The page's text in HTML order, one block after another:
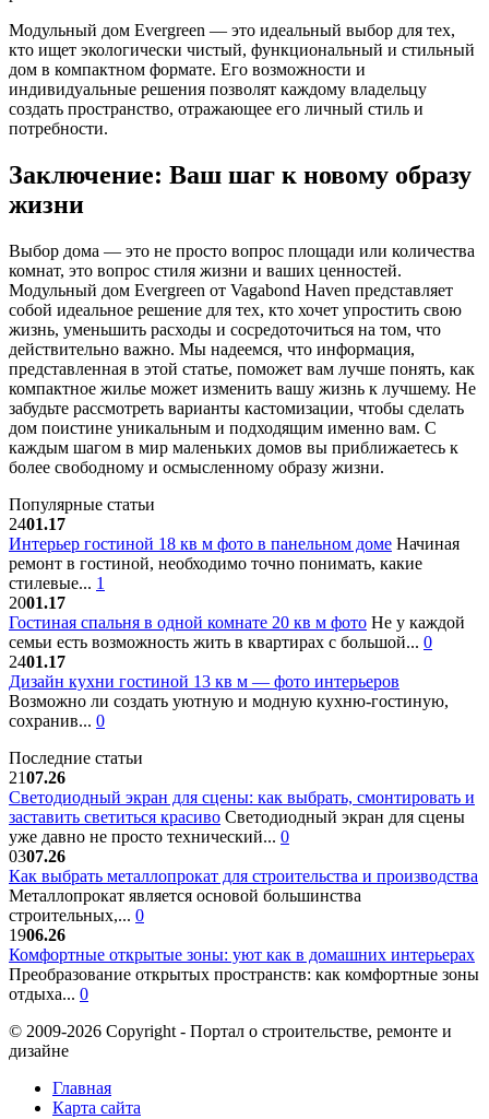
Модульный дом Evergreen — это идеальный выбор для тех,
кто ищет экологически чистый, функциональный и стильный
дом в компактном формате. Его возможности и
индивидуальные решения позволят каждому владельцу
создать пространство, отражающее его личный стиль и
потребности.
Заключение: Ваш шаг к новому образу
жизни
Выбор дома — это не просто вопрос площади или количества
комнат, это вопрос стиля жизни и ваших ценностей.
Модульный дом Evergreen от Vagabond Haven представляет
собой идеальное решение для тех, кто хочет упростить свою
жизнь, уменьшить расходы и сосредоточиться на том, что
действительно важно. Мы надеемся, что информация,
представленная в этой статье, поможет вам лучше понять, как
компактное жилье может изменить вашу жизнь к лучшему. Не
забудьте рассмотреть варианты кастомизации, чтобы сделать
дом поистине уникальным и подходящим именно вам. С
каждым шагом в мир маленьких домов вы приближаетесь к
более свободному и осмысленному образу жизни.
Популярные статьи
2401.17
Интерьер гостиной 18 кв м фото в панельном доме Начиная
ремонт в гостиной, необходимо точно понимать, какие
стилевые... 1
2001.17
Гостиная спальня в одной комнате 20 кв м фото Не у каждой
семьи есть возможность жить в квартирах с большой... 0
2401.17
Дизайн кухни гостиной 13 кв м — фото интерьеров
Возможно ли создать уютную и модную кухню-гостиную,
сохранив... 0
Последние статьи
2107.26
Светодиодный экран для сцены: как выбрать, смонтировать и
заставить светиться красиво Светодиодный экран для сцены
уже давно не просто технический... 0
0307.26
Как выбрать металлопрокат для строительства и производства
Металлопрокат является основой большинства
строительных,... 0
1906.26
Комфортные открытые зоны: уют как в домашних интерьерах
Преобразование открытых пространств: как комфортные зоны
отдыха... 0
© 2009-2026 Copyright - Портал о строительстве, ремонте и
дизайне
Главная
Карта сайта